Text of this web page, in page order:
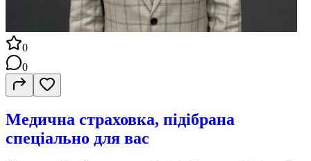
0
0
Медична страховка, підібрана
спеціально для вас